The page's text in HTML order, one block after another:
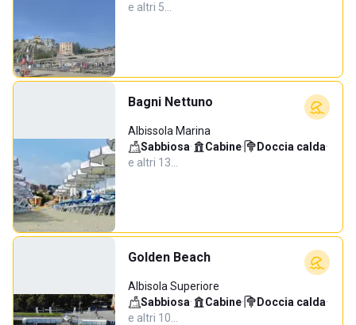
e altri 5…
Bagni Nettuno
Albissola Marina
Sabbiosa· Cabine· Doccia calda·
e altri 13…
Golden Beach
Albisola Superiore
Sabbiosa· Cabine· Doccia calda·
e altri 10…